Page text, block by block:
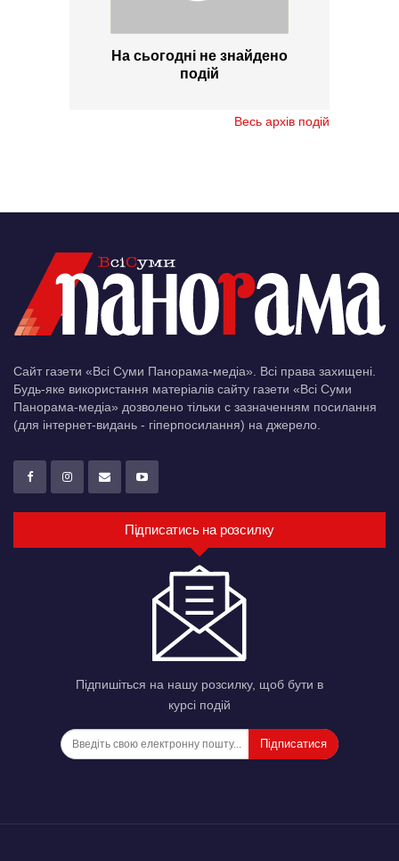
На сьогодні не знайдено
подій
Весь архів подій
Сайт газети «Всі Суми Панорама-медіа». Всі права захищені.
Будь-яке використання матеріалів сайту газети «Всі Суми
Панорама-медіа» дозволено тільки c зазначенням посилання
(для інтернет-видань - гіперпосилання) на джерело.
Підписатись на розсилку
Підпишіться на нашу розсилку, щоб бути в
курсі подій
Підписатися